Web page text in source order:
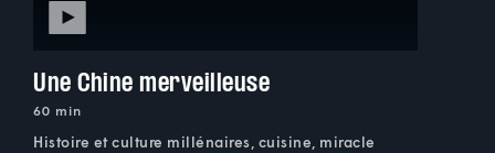
Une Chine merveilleuse
60 min
Histoire et culture millénaires, cuisine, miracle